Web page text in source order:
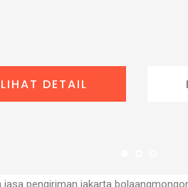
LIHAT DETAIL
pengiriman jakarta